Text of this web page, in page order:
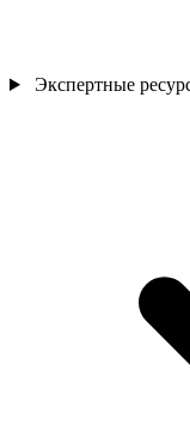
Экспертные